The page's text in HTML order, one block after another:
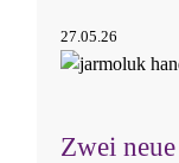
27.05.26
Zwei